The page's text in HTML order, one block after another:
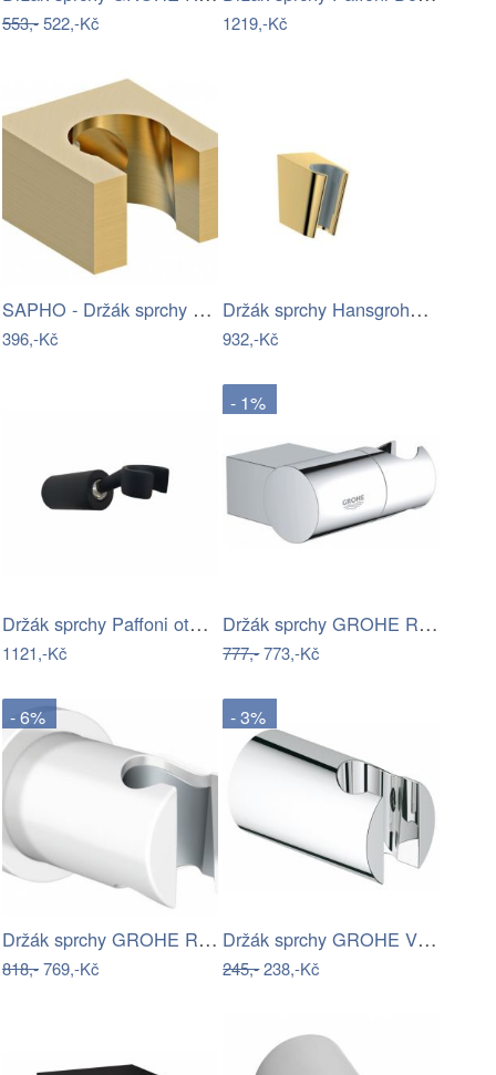
553,-522,-Kč 1219,-Kč
SAPHO - Držák sprchy hranatý, pevný,…
396,-Kč
Držák sprchy Hansgrohe na stěnu lesklá…
932,-Kč
Držák sprchy Paffoni otočný černá…
1121,-Kč
- 1%
Držák sprchy GROHE Rainshower neutral…
777,-773,-Kč
- 6%
Držák sprchy GROHE Rainshower neutral…
818,-769,-Kč
- 3%
Držák sprchy GROHE Vitalio Universal na…
245,-238,-Kč